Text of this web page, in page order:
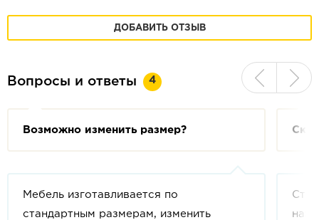
ДОБАВИТЬ ОТЗЫВ
Вопросы и ответы 4
Возможно изменить размер?
Мебель изготавливается по
стандартным размерам, изменить